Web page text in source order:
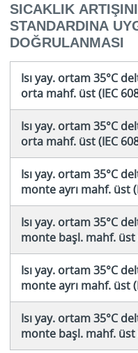
SICAKLIK
STANDARDINA
DOĞRULANMASI
Isı yay. ortam 35°C
orta mahf. üst (IEC
Isı yay. ortam 35°C
orta mahf. üst (IEC
Isı yay. ortam 35°C
monte ayrı mahf. üst
Isı yay. ortam 35°C
monte başl. mahf. üst
Isı yay. ortam 35°C
monte ayrı mahf. üst
Isı yay. ortam 35°C
monte başl. mahf. üst